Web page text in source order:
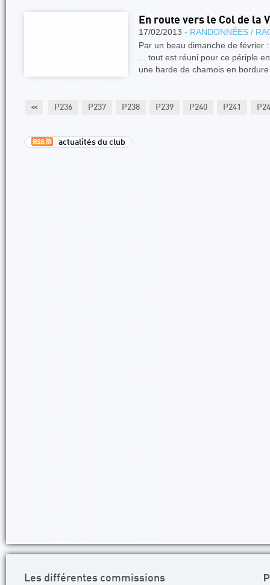
En route vers le Col de la
17/02/2013 - RANDONNÉES /
Par un beau dimanche de février
... tout est réuni pour ce périple
une harde de chamois en
<<
P235 P236 P237 P238 P239 P240 P241
actualités du club
Les différentes commissions